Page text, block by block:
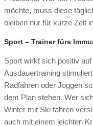
möchte, muss diese
bleiben nur für kurze Zeit
Sport – Trainer fürs
Sport wirkt sich positiv
Ausdauertraining
Radfahren oder Joggen
dem Plan stehen. Wer
Winter mit Ski fahren
auch mit einem leichten